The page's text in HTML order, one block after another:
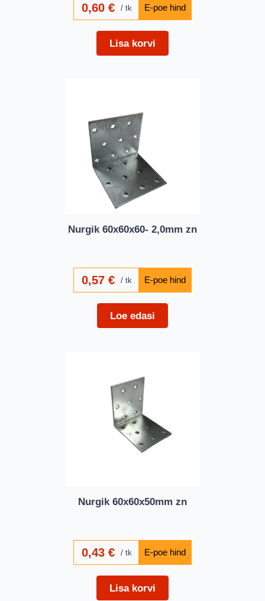
0,60€ tk
Lisa korvi
Nurgik 60x60x60- 2,0mm zn
0,57€ tk
Loe edasi
Nurgik 60x60x50mm zn
0,43€ tk
Lisa korvi